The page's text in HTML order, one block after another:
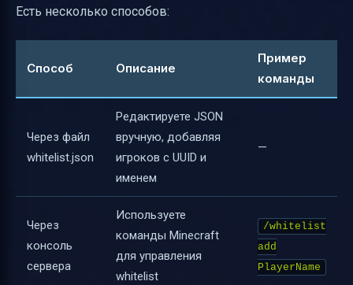
Есть несколько способов:
Способ Описание
Пример
команды
Через файл
whitelist.json
Редактируете JSON
вручную, добавляя
игроков с UUID и
именем
—
Через
консоль
сервера
Используете
команды Minecraft
для управления
whitelist
/whitelist
add
PlayerName